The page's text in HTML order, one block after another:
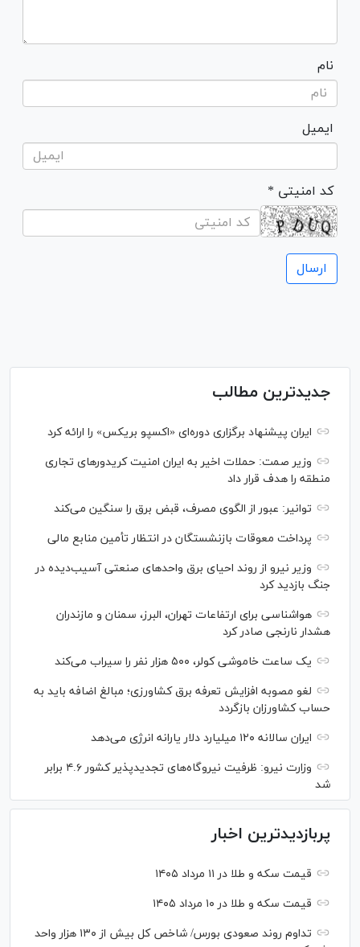
نام
ایمیل
* کد امنیتی
جدیدترین مطالب
ایران پیشنهاد برگزاری دوره‌ای «اکسپو بریکس» را ارائه کرد
وزیر صمت: حملات اخیر به ایران امنیت کریدورهای تجاری
منطقه را هدف قرار داد
توانیر: عبور از الگوی مصرف، قبض برق را سنگین می‌کند
پرداخت معوقات بازنشستگان در انتظار تأمین منابع مالی
وزیر نیرو از روند احیای برق واحدهای صنعتی آسیب‌دیده در
جنگ بازدید کرد
هواشناسی برای ارتفاعات تهران، البرز، سمنان و مازندران
هشدار نارنجی صادر کرد
یک ساعت خاموشی کولر، ۵۰۰ هزار نفر را سیراب می‌کند
لغو مصوبه افزایش تعرفه برق کشاورزی؛ مبالغ اضافه باید به
حساب کشاورزان بازگردد
ایران سالانه ۱۲۰ میلیارد دلار یارانه انرژی می‌دهد
وزارت نیرو: ظرفیت نیروگاه‌های تجدیدپذیر کشور ۴.۶ برابر
شد
پربازدیدترین اخبار
قیمت سکه و طلا در ۱۱ مرداد ۱۴۰۵
قیمت سکه و طلا در ۱۰ مرداد ۱۴۰۵
تداوم روند صعودی بورس/ شاخص کل بیش از ۱۳۰ هزار واحد